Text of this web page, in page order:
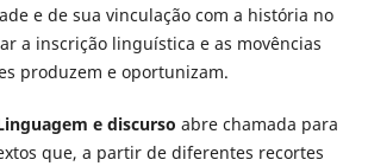
e de sua vinculação com a história no
a inscrição linguística e as movências
produzem e oportunizam.
e discurso abre chamada para
que, a partir de diferentes recortes